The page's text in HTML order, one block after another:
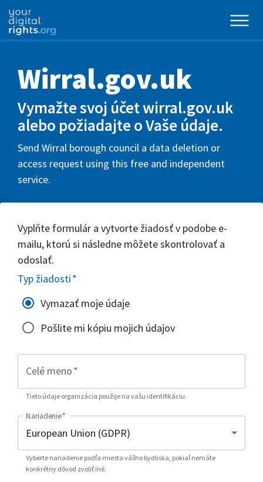
Wirral.gov.uk
Vymažte svoj účet wirral.gov.uk
alebo požiadajte o Vaše údaje.
Send Wirral borough council a data deletion or
access request using this free and independent
service.
Vyplňte formulár a vytvorte žiadosť v podobe e-
mailu, ktorú si následne môžete skontrolovať a
odoslať.
Typ žiadosti*
Vymazať moje údaje
Pošlite mi kópiu mojich údajov
Celé meno*
Tieto údaje organizácia použije na vašu identifikáciu.
Nariadenie*
Vyberte nariadenie podľa miesta vášho bydliska, pokiaľ nemáte
konkrétny dôvod zvoliť iné.